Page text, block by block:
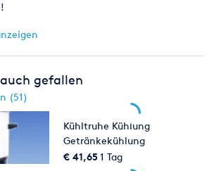
gefallen
(51)
Kühltruhe Kühlung
Getränkekühlung
€ 41,651 Tag